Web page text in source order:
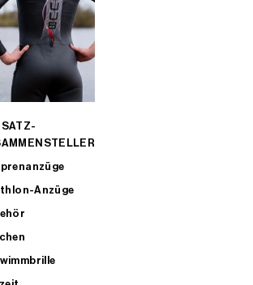
Anzüge